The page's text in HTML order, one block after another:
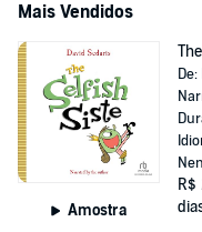
Mais Vendidos
Amostra
De:
R$